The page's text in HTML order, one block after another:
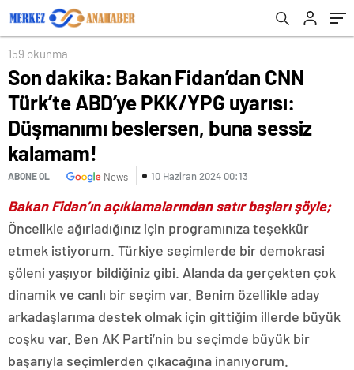
beslersen, buna sessiz kalamam!
159 okunma
Son dakika: Bakan Fidan’dan CNN
Türk’te ABD’ye PKK/YPG uyarısı:
Düşmanımı beslersen, buna sessiz
kalamam!
ABONE OL News 10 Haziran 2024 00:13
Bakan Fidan’ın açıklamalarından satır başları şöyle;
Öncelikle ağırladığınız için programınıza teşekkür
etmek istiyorum. Türkiye seçimlerde bir demokrasi
şöleni yaşıyor bildiğiniz gibi. Alanda da gerçekten çok
dinamik ve canlı bir seçim var. Benim özellikle aday
arkadaşlarıma destek olmak için gittiğim illerde büyük
coşku var. Ben AK Parti’nin bu seçimde büyük bir
başarıyla seçimlerden çıkacağına inanıyorum.
çıkmaya başlad’